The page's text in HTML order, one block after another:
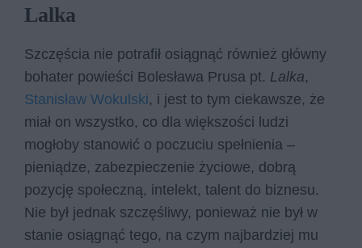
Lalka
Szczęścia nie potrafił osiągnąć również główny
bohater powieści Bolesława Prusa pt. Lalka,
Stanisław Wokulski, i jest to tym ciekawsze, że
miał on wszystko, co dla większości ludzi
mogłoby stanowić o poczuciu spełnienia –
pieniądze, zabezpieczenie życiowe, dobrą
pozycję społeczną, intelekt, talent do biznesu.
Nie był jednak szczęśliwy, ponieważ nie był w
stanie osiągnąć tego, na czym najbardziej mu